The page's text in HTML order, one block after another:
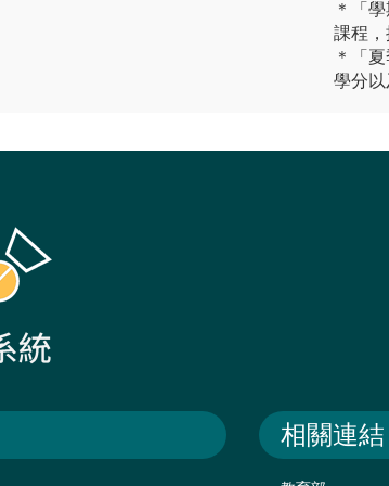
＊「
課程，
＊「
學分以
相關連結